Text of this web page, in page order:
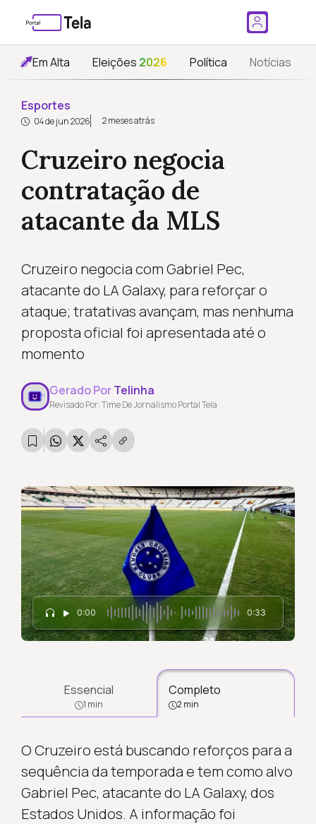
Em Alta Eleições 2026 Política Notícias
Esportes
04 de jun 2026 2 meses atrás
Cruzeiro negocia
contratação de
atacante da MLS
Cruzeiro negocia com Gabriel Pec,
atacante do LA Galaxy, para reforçar o
ataque; tratativas avançam, mas nenhuma
proposta oficial foi apresentada até o
momento
Gerado PorTelinha
Revisado Por: Time De Jornalismo Portal Tela
0:00 0:33
Essencial
1 min
Completo
2 min
O Cruzeiro está buscando reforços para a
sequência da temporada e tem como alvo
Gabriel Pec, atacante do LA Galaxy, dos
Estados Unidos. A informação foi